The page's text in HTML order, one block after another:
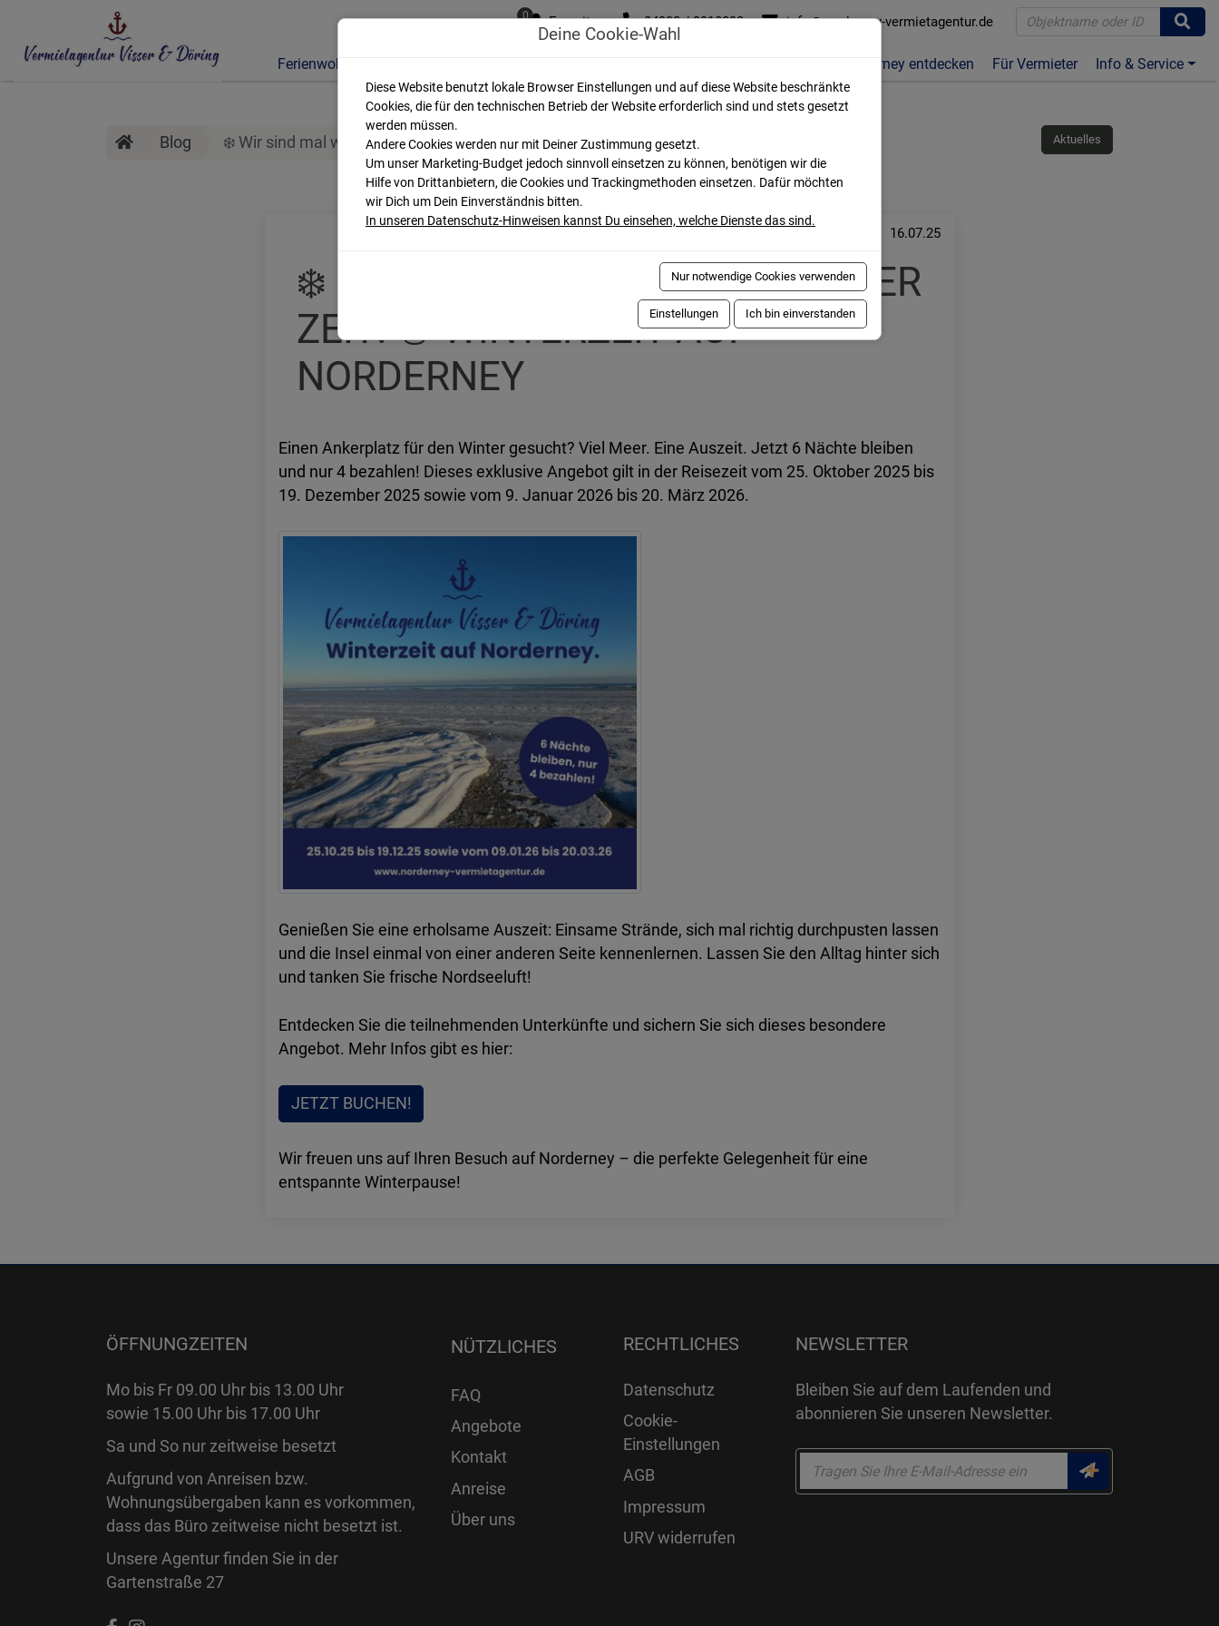
0 Favoriten 04932 / 9918090 info@norderney-vermietagentur.de
Ferienwohnungen Norderney entdecken Für Vermieter Info & Service
Blog ❄️ Wir sind mal wieder vor der Zeit! ☃️ Winterzeit auf Norderney Aktuelles
16.07.25
❄️ WIR SIND MAL WIEDER VOR DER
ZEIT! ☃️ WINTERZEIT AUF
NORDERNEY
Einen Ankerplatz für den Winter gesucht? Viel Meer. Eine Auszeit. Jetzt 6 Nächte bleiben
und nur 4 bezahlen! Dieses exklusive Angebot gilt in der Reisezeit vom 25. Oktober 2025 bis
19. Dezember 2025 sowie vom 9. Januar 2026 bis 20. März 2026.
Genießen Sie eine erholsame Auszeit: Einsame Strände, sich mal richtig durchpusten lassen
und die Insel einmal von einer anderen Seite kennenlernen. Lassen Sie den Alltag hinter sich
und tanken Sie frische Nordseeluft!
Entdecken Sie die teilnehmenden Unterkünfte und sichern Sie sich dieses besondere
Angebot. Mehr Infos gibt es hier:
JETZT BUCHEN!
Wir freuen uns auf Ihren Besuch auf Norderney – die perfekte Gelegenheit für eine
entspannte Winterpause!
ÖFFNUNGZEITEN
Mo bis Fr 09.00 Uhr bis 13.00 Uhr
sowie 15.00 Uhr bis 17.00 Uhr
Sa und So nur zeitweise besetzt
Aufgrund von Anreisen bzw.
Wohnungsübergaben kann es vorkommen,
dass das Büro zeitweise nicht besetzt ist.
Unsere Agentur finden Sie in der
Gartenstraße 27
NÜTZLICHES
FAQ
Angebote
Kontakt
Anreise
Über uns
RECHTLICHES
Datenschutz
Cookie-
Einstellungen
AGB
Impressum
URV widerrufen
NEWSLETTER
Bleiben Sie auf dem Laufenden und
abonnieren Sie unseren Newsletter.
Deine Cookie-Wahl
Diese Website benutzt lokale Browser Einstellungen und auf diese Website beschränkte
Cookies, die für den technischen Betrieb der Website erforderlich sind und stets gesetzt
werden müssen.
Andere Cookies werden nur mit Deiner Zustimmung gesetzt.
Um unser Marketing-Budget jedoch sinnvoll einsetzen zu können, benötigen wir die
Hilfe von Drittanbietern, die Cookies und Trackingmethoden einsetzen. Dafür möchten
wir Dich um Dein Einverständnis bitten.
In unseren Datenschutz-Hinweisen kannst Du einsehen, welche Dienste das sind.
Nur notwendige Cookies verwenden
Einstellungen Ich bin einverstanden